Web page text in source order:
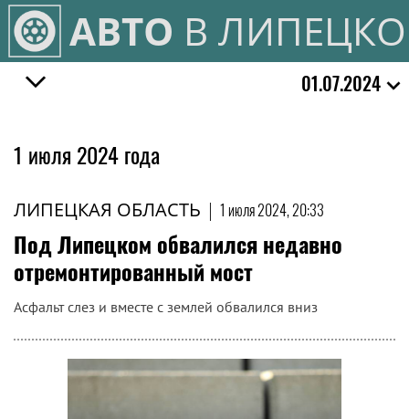
АВТО В
01.07.2024
1 июля 2024 года
ЛИПЕЦКАЯ ОБЛАСТЬ | 1 июля 2024, 20:33
Под Липецком обвалился недавно
отремонтированный мост
Асфальт слез и вместе с землей обвалился вниз